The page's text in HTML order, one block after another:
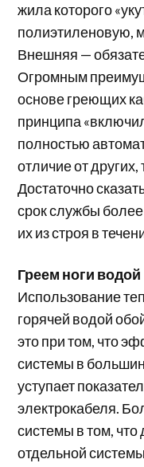
жила которого
полиэтиленовую,
Внешняя —
Огромным
основе греющих
принципа
полностью
отличие от
Достаточно
срок службы
их из строя в
Греем ноги водой
Использование
горячей водой
это при том, что
системы в
уступает
электрокабеля.
системы в том, что
отдельной